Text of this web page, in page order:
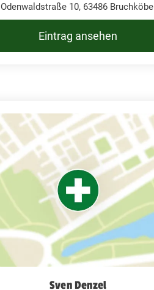
Odenwaldstraße 10, 63486 Bruchköbel
Eintrag ansehen
Sven Denzel